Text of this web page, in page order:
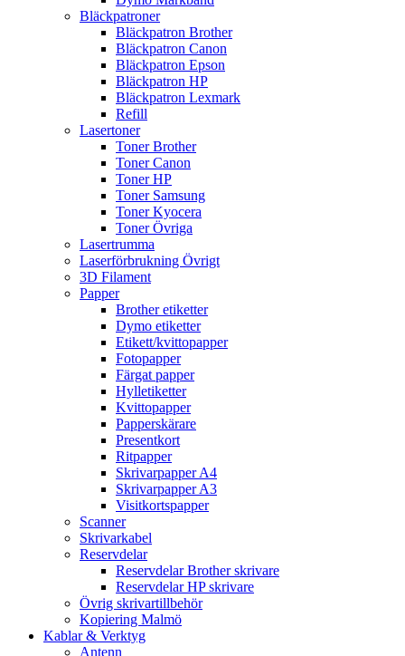
Bläckpatroner
Bläckpatron Brother
Bläckpatron Canon
Bläckpatron Epson
Bläckpatron HP
Bläckpatron Lexmark
Refill
Lasertoner
Toner Brother
Toner Canon
Toner HP
Toner Samsung
Toner Kyocera
Toner Övriga
Lasertrumma
Laserförbrukning Övrigt
3D Filament
Papper
Brother etiketter
Dymo etiketter
Etikett/kvittopapper
Fotopapper
Färgat papper
Hylletiketter
Kvittopapper
Papperskärare
Presentkort
Ritpapper
Skrivarpapper A4
Skrivarpapper A3
Visitkortspapper
Scanner
Skrivarkabel
Reservdelar
Reservdelar Brother skrivare
Reservdelar HP skrivare
Övrig skrivartillbehör
Kopiering Malmö
Kablar & Verktyg
Antenn